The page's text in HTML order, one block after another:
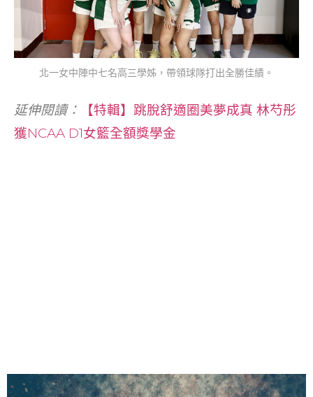
北一女中陣中七名高三學姊，帶領球隊打出全勝佳績。
延伸閱讀：
【特輯】跳脫舒適圈美夢成真 林芍彤
獲NCAA D1女籃全額獎學金